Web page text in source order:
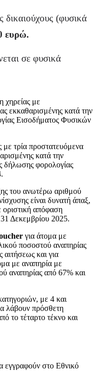
δικαιούχους (φυσικά
ευρώ.
σε φυσικά
χηρείας με
εκκαθαρισμένης κατά την
Εισοδήματος Φυσικών
τρία προστατευόμενα
κατά την
δήλωσης φορολογίας
του ανωτέρω αριθμού
είναι δυνατή άπαξ,
απόφαση
Δεκεμβρίου 2025.
για άτομα με
ποσοστού αναπηρίας
και για
με αναπηρία με
αναπηρίας από 67% και
με 4 και
λάβουν πρόσθετη
το τέταρτο τέκνο και
εγγραφούν στο Εθνικό